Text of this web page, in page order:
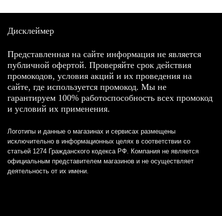
Дисклеймер
Представленная на сайте информация не является
публичной офертой. Проверяйте срок действия
промокодов, условия акций и их проведения на
сайте, где используется промокод. Мы не
гарантируем 100% работоспособность всех промокод
и условий их применения.
Логотипы и данные о магазинах и сервисах размещены
исключительно в информационных целях в соответствии со
статьей 1274 Гражданского кодекса РФ. Компания не является
официальным представителем магазинов и не осуществляет
деятельность от их имени.